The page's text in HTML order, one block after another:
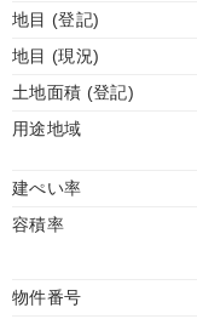
地目 (登記)
地目 (現況)
土地面積 (登記)
用途地域
建ぺい率
容積率
物件番号